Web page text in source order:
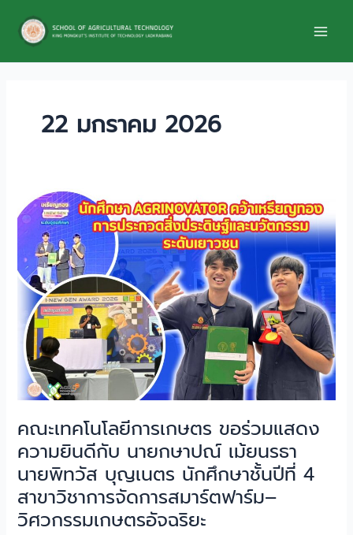
content
22 มกราคม 2026
คณะเทคโนโลยีการเกษตร ขอร่วมแสดง
ความยินดีกับ นายกษาปณ์ เม้ยนรธา
นายพิทวัส บุญเนตร นักศึกษาชั้นปีที่ 4
สาขาวิชาการจัดการสมาร์ตฟาร์ม–
วิศวกรรมเกษตรอัจฉริยะ
คณะ
เทคโนโลยี
การเกษตร
ขอ
ร่วม
แสดง
ความ
ยินดี
กับ
นาย
กษาปณ์
เม้ย
นรธา
พิท
วัส
บุญ
เนตร